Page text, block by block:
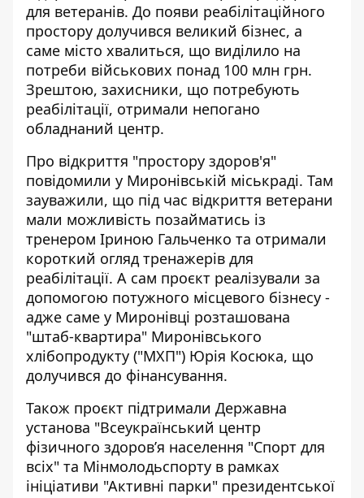
для ветеранів. До появи реабілітаційного
простору долучився великий бізнес, а
саме місто хвалиться, що виділило на
потреби військових понад 100 млн грн.
Зрештою, захисники, що потребують
реабілітації, отримали непогано
обладнаний центр.
Про відкриття "простору здоров'я"
повідомили у Миронівській міськраді. Там
зауважили, що під час відкриття ветерани
мали можливість позайматись із
тренером Іриною Гальченко та отримали
короткий огляд тренажерів для
реабілітації. А сам проєкт реалізували за
допомогою потужного місцевого бізнесу -
адже саме у Миронівці розташована
"штаб-квартира" Миронівського
хлібопродукту ("МХП") Юрія Косюка, що
долучився до фінансування.
Також проєкт підтримали Державна
установа "Всеукраїнський центр
фізичного здоров’я населення "Спорт для
всіх" та Мінмолодьспорту в рамках
ініціативи "Активні парки" президентської